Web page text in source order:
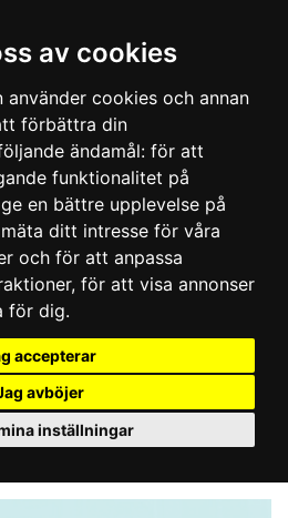
av cookies
använder cookies och annan
förbättra din
ändamål: för att
funktionalitet på
en bättre upplevelse på
ditt intresse för våra
och för att anpassa
, för att visa annonser
för dig.
accepterar
avböjer
inställningar